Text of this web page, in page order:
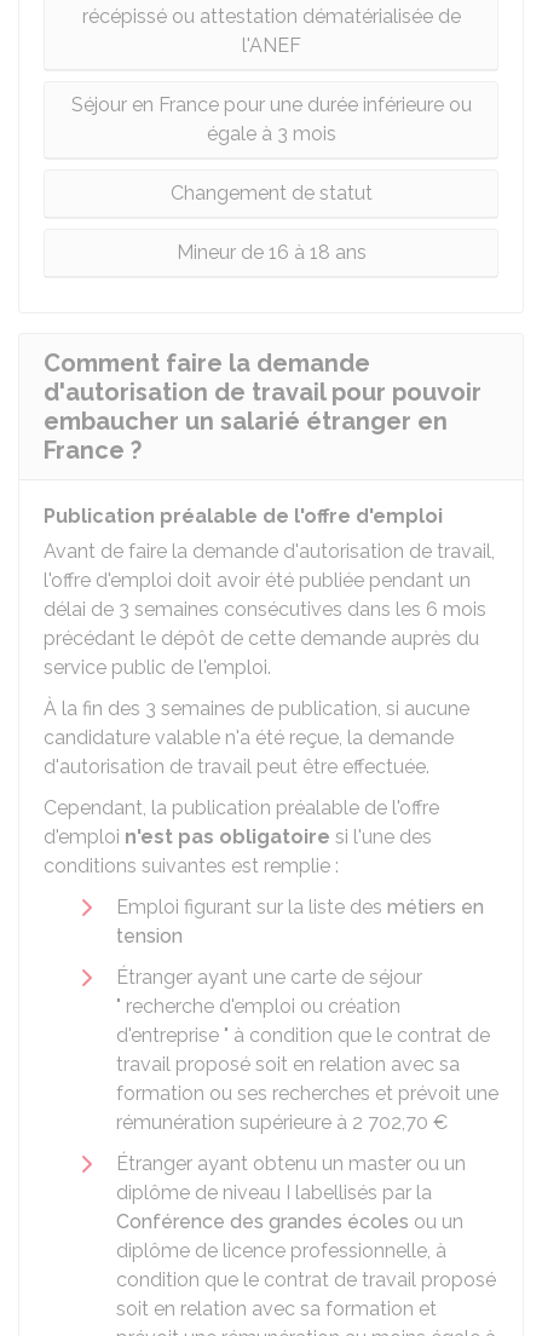
récépissé ou attestation dématérialisée de
l'ANEF
Séjour en France pour une durée inférieure ou
égale à 3 mois
Changement de statut
Mineur de 16 à 18 ans
Comment faire la demande
d'autorisation de travail pour pouvoir
embaucher un salarié étranger en
France ?
Publication préalable de l'offre d'emploi
Avant de faire la demande d'autorisation de travail,
l'offre d'emploi doit avoir été publiée pendant un
délai de 3 semaines consécutives dans les 6 mois
précédant le dépôt de cette demande auprès du
service public de l'emploi.
À la fin des 3 semaines de publication, si aucune
candidature valable n'a été reçue, la demande
d'autorisation de travail peut être effectuée.
Cependant, la publication préalable de l'offre
d'emploi n'est pas obligatoire si l'une des
conditions suivantes est remplie :
Emploi figurant sur la liste des métiers en
tension
Étranger ayant une carte de séjour
" recherche d'emploi ou création
d'entreprise " à condition que le contrat de
travail proposé soit en relation avec sa
formation ou ses recherches et prévoit une
rémunération supérieure à 2 702,70 €
Étranger ayant obtenu un master ou un
diplôme de niveau I labellisés par la
Conférence des grandes écoles ou un
diplôme de licence professionnelle, à
condition que le contrat de travail proposé
soit en relation avec sa formation et